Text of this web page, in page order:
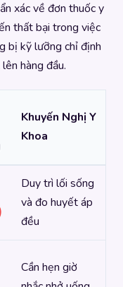
xác về đơn thuốc y
thất bại trong việc
bị kỹ lưỡng chỉ định
hàng đầu.
Khuyến Nghị Y
Khoa
Duy trì lối sống
và đo huyết áp
đều
Cần hẹn giờ